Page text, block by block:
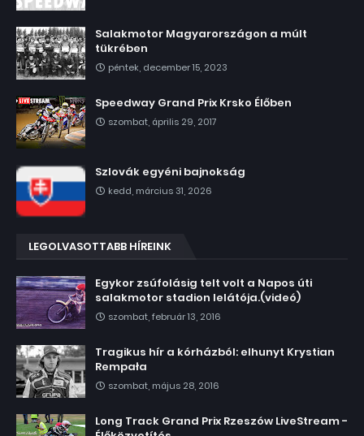
Salakmotor Magyarországon a múlt
tükrében
péntek, december 15, 2023
Speedway Grand Prix Krsko Élőben
szombat, április 29, 2017
Szlovák egyéni bajnokság
kedd, március 31, 2026
LEGOLVASOTTABB HÍREINK
Egykor zsúfolásig telt volt a Napos úti
salakmotor stadion lelátója.(videó)
szombat, február 13, 2016
Tragikus hír a kórházból: elhunyt Krystian
Rempała
szombat, május 28, 2016
Long Track Grand Prix Rzeszów LiveStream -